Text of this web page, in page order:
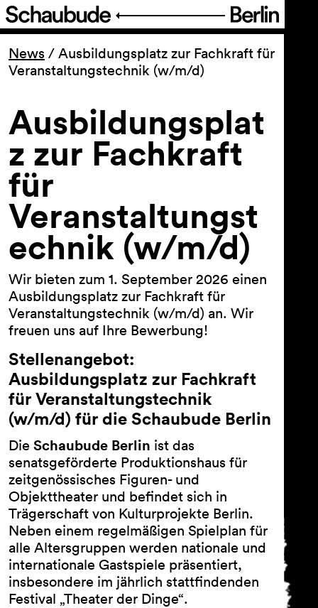
Programm
Ticket
Barrierefreiheit
Über uns
News / Ausbildungsplatz zur Fachkraft für
Veranstaltungstechnik (w/m/d)
Ausbildungsplat
z zur Fachkraft
für
Veranstaltungst
echnik (w/m/d)
Wir bieten zum 1. September 2026 einen
Ausbildungsplatz zur Fachkraft für
Veranstaltungstechnik (w/m/d) an. Wir
freuen uns auf Ihre Bewerbung!
Stellenangebot:
Ausbildungsplatz zur Fachkraft
für Veranstaltungstechnik
(w/m/d) für die Schaubude Berlin
Die Schaubude Berlin ist das
senatsgeförderte Produktionshaus für
zeitgenössisches Figuren- und
Objekttheater und befindet sich in
Trägerschaft von Kulturprojekte Berlin.
Neben einem regelmäßigen Spielplan für
alle Altersgruppen werden nationale und
internationale Gastspiele präsentiert,
insbesondere im jährlich stattfindenden
Festival „Theater der Dinge“.